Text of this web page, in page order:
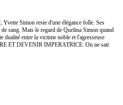
Simon reste d'une élégance folle. Ses
sang. Mais le regard de Quelina Simon quand
dualité entre la victime noble et l'agresseuse
ET DEVENIR IMPERATRICE. On ne sait